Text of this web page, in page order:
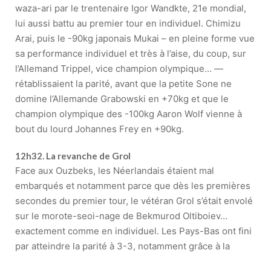
waza-ari par le trentenaire Igor Wandkte, 21e mondial,
lui aussi battu au premier tour en individuel. Chimizu
Arai, puis le -90kg japonais Mukai – en pleine forme vue
sa performance individuel et très à l’aise, du coup, sur
l’Allemand Trippel, vice champion olympique… —
rétablissaient la parité, avant que la petite Sone ne
domine l’Allemande Grabowski en +70kg et que le
champion olympique des -100kg Aaron Wolf vienne à
bout du lourd Johannes Frey en +90kg.
12h32. La revanche de Grol
Face aux Ouzbeks, les Néerlandais étaient mal
embarqués et notamment parce que dès les premières
secondes du premier tour, le vétéran Grol s’était envolé
sur le morote-seoi-nage de Bekmurod Oltiboiev…
exactement comme en individuel. Les Pays-Bas ont fini
par atteindre la parité à 3-3, notamment grâce à la